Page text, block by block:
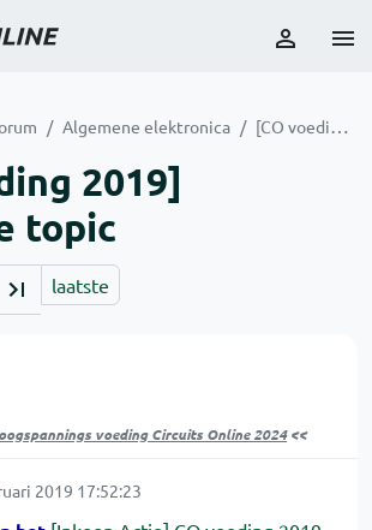
Algemene elektronica [CO voeding 2019] discussie topic
2019]
topic
laatste
voeding Circuits Online 2024<<
2019 17:52:23